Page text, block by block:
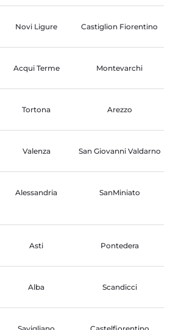
Novi Ligure Castiglion Fiorentino
Acqui Terme Montevarchi
Tortona Arezzo
Valenza San Giovanni Valdarno
Alessandria SanMiniato
Asti Pontedera
Alba Scandicci